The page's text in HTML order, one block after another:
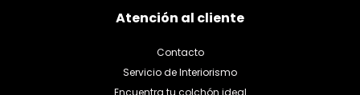
Atención al cliente
Contacto
Servicio de Interiorismo
Encuentra tu colchón ideal